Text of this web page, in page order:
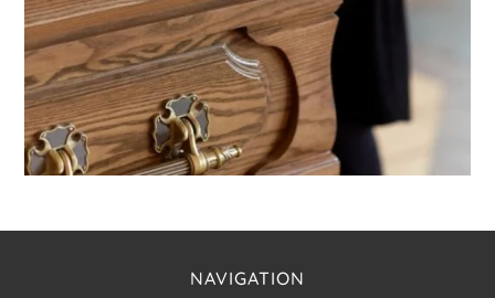
NAVIGATION